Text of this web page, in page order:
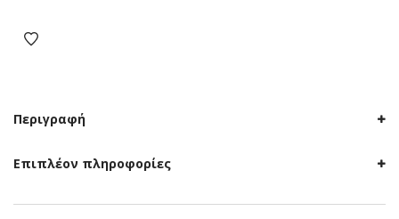
μαύρη
Περιγραφή
Επιπλέον πληροφορίες